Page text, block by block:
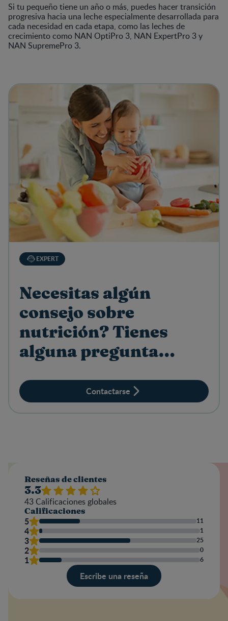
Si tu pequeño tiene un año o más, puedes hacer transición
progresiva hacia una leche especialmente desarrollada para
cada necesidad en cada etapa, como las leches de
crecimiento como NAN OptiPro 3, NAN ExpertPro 3 y
NAN SupremePro 3.
View details
EXPERT
Necesitas algún
consejo sobre
nutrición? Tienes
alguna pregunta
Contactarse
Reseñas de clientes
3.3
43 Calificaciones globales
Calificaciones
5 11
4 1
3 25
2 0
1 6
Escribe una reseña